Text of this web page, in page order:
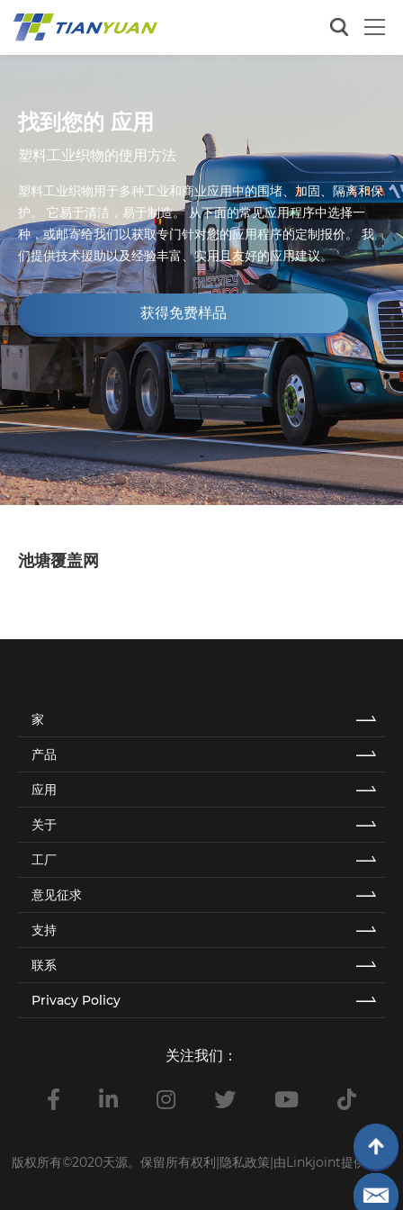
找到您的 应用
塑料工业织物的使用方法
塑料工业织物用于多种工业和商业应用中的围堵、加固、隔离和保
护。 它易于清洁，易于制造。 从下面的常见应用程序中选择一
种，或邮寄给我们以获取专门针对您的应用程序的定制报价。 我
们提供技术援助以及经验丰富、实用且友好的应用建议。
获得免费样品
池塘覆盖网
家
产品
应用
关于
工厂
意见征求
支持
联系
Privacy Policy
关注我们：
版权所有©2020天源。保留所有权利|隐私政策|由Linkjoint提供支持